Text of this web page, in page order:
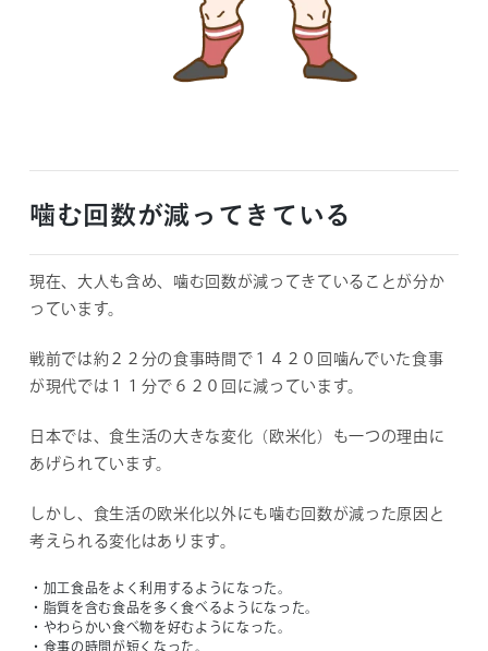
噛む回数が減ってきている
現在、大人も含め、噛む回数が減ってきていることが分か
っています。
戦前では約２２分の食事時間で１４２０回噛んでいた食事
が現代では１１分で６２０回に減っています。
日本では、食生活の大きな変化（欧米化）も一つの理由に
あげられています。
しかし、食生活の欧米化以外にも噛む回数が減った原因と
考えられる変化はあります。
・加工食品をよく利用するようになった。
・脂質を含む食品を多く食べるようになった。
・やわらかい食べ物を好むようになった。
・食事の時間が短くなった。